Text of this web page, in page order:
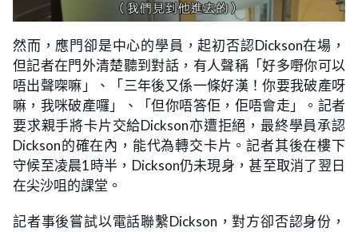
然而，應門卻是中心的學員，起初否認Dickson在場，
但記者在門外清楚聽到對話，有人聲稱「好多嘢你可以
唔出聲㗎嘛」、「三年後又係一條好漢！你要我破產呀
嘛，我咪破產囉」、「但你唔答佢，佢唔會走」。記者
要求親手將卡片交給Dickson亦遭拒絕，最終學員承認
Dickson的確在內，能代為轉交卡片。記者其後在樓下
守候至凌晨1時半，Dickson仍未現身，甚至取消了翌日
在尖沙咀的課堂。
記者事後嘗試以電話聯繫Dickson，對方卻否認身份，